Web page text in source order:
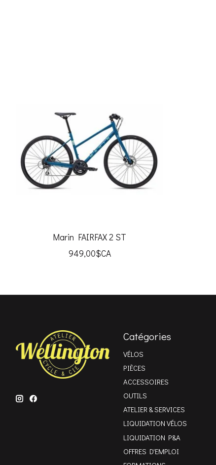
Marin FAIRFAX 2 ST
949,00$CA
Catégories
VÉLOS
PIÈCES
ACCESSOIRES
OUTILS
ATELIER & SERVICES
LIQUIDATION VÉLOS
LIQUIDATION P&A
OFFRES D'EMPLOI